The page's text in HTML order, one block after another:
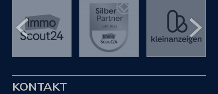
KONTAKT